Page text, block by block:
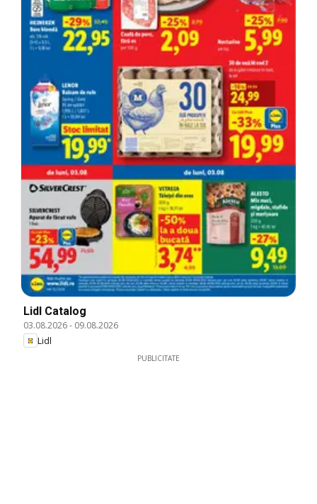
Lidl Catalog
03.08.2026- 09.08.2026
Lidl
PUBLICITATE